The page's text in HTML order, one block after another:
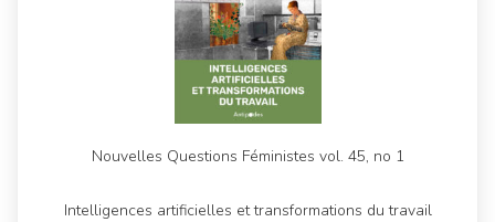
Nouvelles Questions Féministes vol. 45, no 1
Intelligences artificielles et transformations du travail